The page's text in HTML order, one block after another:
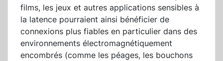
films, les jeux et autres applications sensibles à
la latence pourraient ainsi bénéficier de
connexions plus fiables en particulier dans des
environnements électromagnétiquement
encombrés (comme les péages, les bouchons